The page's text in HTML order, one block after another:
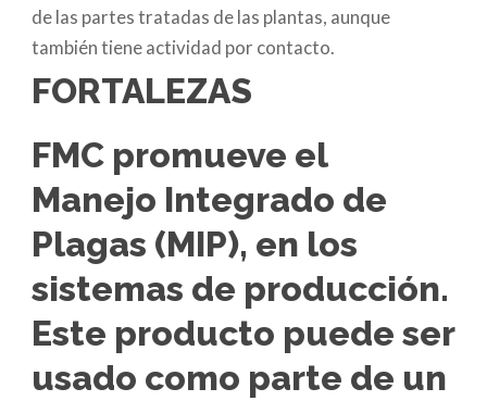
de las partes tratadas de las plantas, aunque
también tiene actividad por contacto.
FORTALEZAS
FMC promueve el
Manejo Integrado de
Plagas (MIP), en los
sistemas de producción.
Este producto puede ser
usado como parte de un